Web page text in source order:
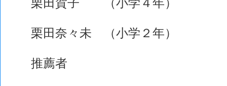
栗田賀子 （小学４年）
栗田奈々未 （小学２年）
推薦者